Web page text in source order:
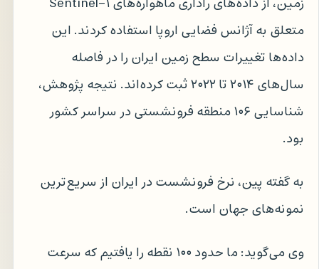
متعلق به آژانس فضایی اروپا استفاده کردند. این
داده‌ها تغییرات سطح زمین ایران را در فاصله
سال‌های ۲۰۱۴ تا ۲۰۲۲ ثبت کرده‌اند. نتیجه پژوهش،
شناسایی ۱۰۶ منطقه فرونشستی در سراسر کشور
بود.
به گفته پین، نرخ فرونشست در ایران از سریع‌ترین
نمونه‌های جهان است.
وی می‌گوید: ما حدود ۱۰۰ نقطه را یافتیم که سرعت